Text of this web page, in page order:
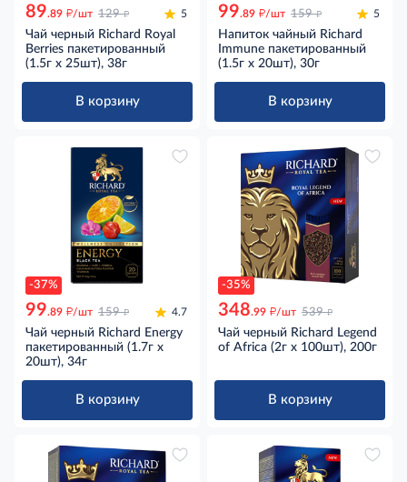
89.89 д/шт 129 д 5
Чай черный Richard Royal
Berries пакетированный
(1.5г x 25шт), 38г
В корзину
99.89 д/шт 159 д 5
Напиток чайный Richard
Immune пакетированный
(1.5г x 20шт), 30г
В корзину
-37%
99.89 д/шт 159 д 4.7
Чай черный Richard Energy
пакетированный (1.7г x
20шт), 34г
В корзину
-35%
348.99 д/шт 539 д
Чай черный Richard Legend
of Africa (2г x 100шт), 200г
В корзину